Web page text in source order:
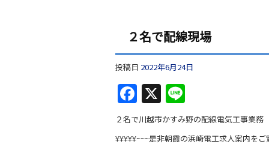
２名で配線現場
投稿日 2022年6月24日
F
a
c
X
n
e
２名で川越市かすみ野の配線電気工事業務
¥¥¥¥¥~~~是非朝霞の浜崎電工求人案内を